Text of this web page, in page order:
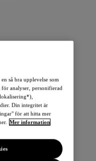
så bra upplevelse som
analyser, personifierad
Din integritet är
för att hitta mer
Mer information